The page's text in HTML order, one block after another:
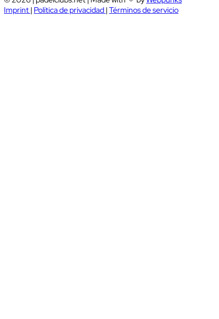
Imprint| Política de privacidad|Términos de servicio